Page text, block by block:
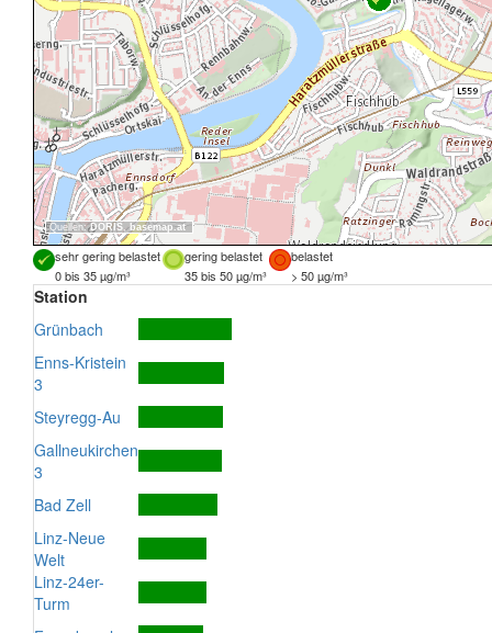
Quellen:DORIS, basemap.at
sehr gering belastet gering belastet
belastet
0 bis 35 µg/m³
35 bis 50 µg/m³ > 50 µg/m³
Station
Grünbach
Enns-Kristein
3
Steyregg-Au
Gallneukirchen
3
Bad Zell
Linz-Neue
Welt
Linz-24er-
Turm